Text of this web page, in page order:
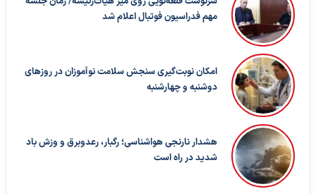
مهم فدراسیون فوتبال اعلام شد
امکان نوبت‌گیری سنجش سلامت نوآموزان در روزهای
دوشنبه و چهارشنبه
هشدار نارنجی هواشناسی؛ رگبار، رعدوبرق و وزش باد
شدید در راه است